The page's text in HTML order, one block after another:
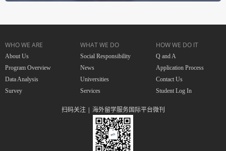
WHO WE ARE
About Us
Program Overview
Data Analysis
Survey
WHAT WE DO
Social Responsibility
News
Universities
Services
HOW WE DO IT
Q and A
Application Process
Contact Us
Student Log In
扫码关注 | 海外留学服务国际平台微刊